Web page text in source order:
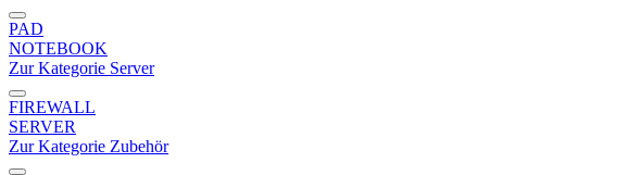
PAD
NOTEBOOK
Zur Kategorie Server
FIREWALL
SERVER
Zur Kategorie Zubehör